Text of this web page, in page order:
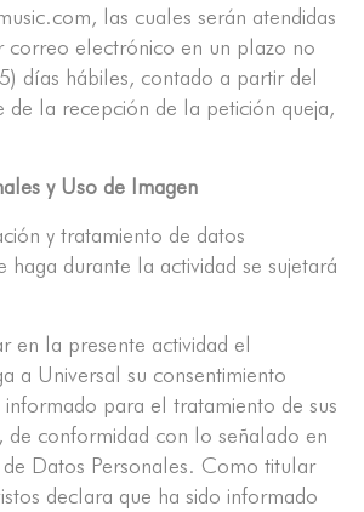
las cuales serán atendidas
correo electrónico en un plazo no
días hábiles, contado a partir del
de la recepción de la petición queja,
y Uso de Imagen
y tratamiento de datos
haga durante la actividad se sujetará
en la presente actividad el
a Universal su consentimiento
para el tratamiento de sus
de conformidad con lo señalado en
Datos Personales. Como titular
declara que ha sido informado